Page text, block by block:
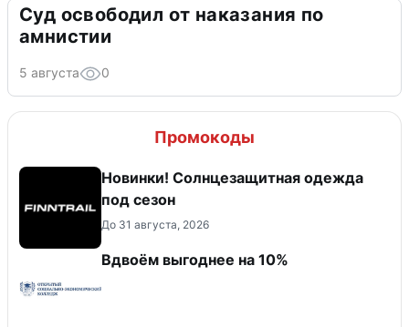
Суд освободил от наказания по
амнистии
5 августа 0
Промокоды
Новинки! Солнцезащитная одежда
под сезон
До 31 августа, 2026
Вдвоём выгоднее на 10%